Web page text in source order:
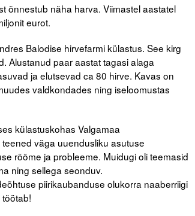
õnnestub näha harva. Viimastel aastatel
eurot.
Balodise hirvefarmi külastus. See kirg
Alustanud paar aastat tagasi alaga
ja elutsevad ca 80 hirve. Kavas on
valdkondades ning iseloomustas
külastuskohas Valgamaa
väga uuendusliku asutuse
rõõme ja probleeme. Muidugi oli teemasid
ning sellega seonduv.
piirikaubanduse olukorra naaberriigi